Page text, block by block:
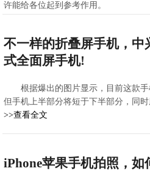
许能给各位起到参考作用。
不一样的折叠屏手机，中
式全面屏手机!
根据爆出的图片显示，目前这款
但手机上半部分将短于下半部分，同
>>查看全文
iPhone苹果手机拍照，